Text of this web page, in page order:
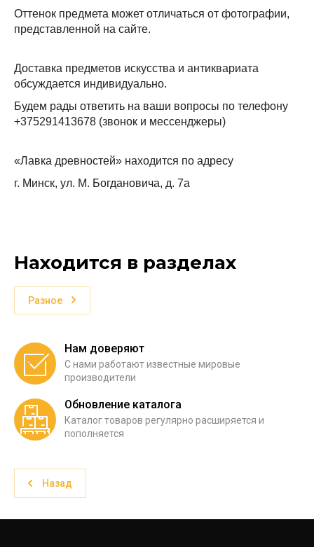
Оттенок предмета может отличаться от фотографии,
представленной на сайте.
Доставка предметов искусства и антиквариата
обсуждается индивидуально.
Будем рады ответить на ваши вопросы по телефону
+375291413678 (звонок и мессенджеры)
«Лавка древностей» находится по адресу
г. Минск, ул. М. Богдановича, д. 7а
Находится в разделах
Разное
Нам доверяют
С нами работают известные мировые
производители
Обновление каталога
Каталог товаров регулярно расширяется и
пополняется
Назад